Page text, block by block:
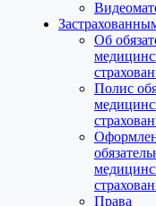
Об
Полис
Права